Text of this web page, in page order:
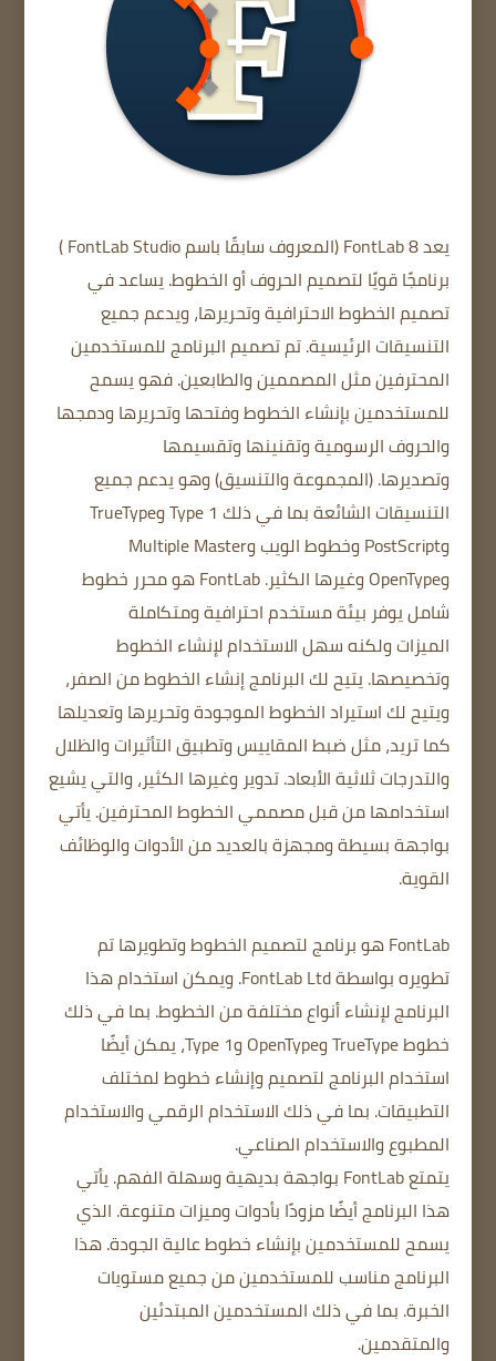
يعد FontLab 8 (المعروف
سابقًا باسم FontLab Studio )
برنامجًا قويًا لتصميم الحروف أو الخطوط. يساعد في
تصميم الخطوط الاحترافية وتحريرها، ويدعم جميع
التنسيقات الرئيسية. تم تصميم البرنامج للمستخدمين
المحترفين مثل المصممينوالطابعين.فهو يسمح
للمستخدمين بإنشاء الخطوط وفتحها وتحريرها ودمجها
والحروف الرسومية وتقنينها وتقسيمها
وتصديرها.(المجموعة والتنسيق) وهو يدعم جميع
التنسيقات الشائعة بما في ذلك Type 1 وTrueType
وPostScript وخطوط الويب وMultiple Master
وOpenType وغيرها الكثير.
FontLab هو محرر خطوط
شامل يوفر بيئة مستخدم احترافية ومتكاملة
الميزات ولكنه سهل الاستخدام لإنشاء الخطوط
وتخصيصها.يتيح لك البرنامج إنشاء الخطوط من الصفر،
ويتيح لك استيراد الخطوط الموجودة وتحريرها وتعديلها
كما تريد، مثل ضبط المقاييس وتطبيق التأثيرات والظلال
والتدرجات ثلاثية الأبعاد.تدوير وغيرها الكثير، والتي يشيع
استخدامها من قبل مصممي الخطوط المحترفين.يأتي
بواجهة بسيطةومجهزة بالعديد من الأدوات والوظائف
القوية.
FontLab هو برنامج لتصميم الخطوط وتطويرها تم
تطويره بواسطة FontLab Ltd. ويمكن استخدام هذا
البرنامج لإنشاء أنواعمختلفة من الخطوط. بما في ذلك
خطوط TrueType وOpenType وType 1، يمكن أيضًا
استخدام البرنامج لتصميم وإنشاء خطوط لمختلف
التطبيقات. بما في ذلك الاستخدام الرقميوالاستخدام
المطبوعوالاستخدام الصناعي.
يتمتع FontLab بواجهة بديهية وسهلة الفهم.
يأتي
هذا البرنامج أيضًا مزودًا بأدوات وميزات متنوعة. الذي
يسمح للمستخدمين بإنشاء خطوط عالية الجودة.هذا
البرنامج مناسب للمستخدمين من جميع مستويات
الخبرة. بما في ذلك المستخدمين المبتدئين
والمتقدمين.